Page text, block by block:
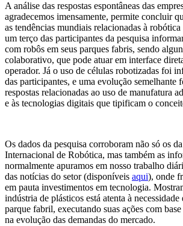
A análise das respostas espontâneas das
agradecemos imensamente, permite concluir
as tendências mundiais relacionadas à
um terço das participantes da pesquisa
com robôs em seus parques fabris, sendo
colaborativo, que pode atuar em interface
operador. Já o uso de células robotizadas foi
das participantes, e uma evolução semelhante
respostas relacionadas ao uso de manufatura
e às tecnologias digitais que tipificam o
Os dados da pesquisa corroboram não só os
Internacional de Robótica, mas também as
normalmente apuramos em nosso trabalho
das notícias do setor (disponíveis aqui), onde
em pauta investimentos em tecnologia.
indústria de plásticos está atenta à
parque fabril, executando suas ações com
na evolução das demandas do mercado.